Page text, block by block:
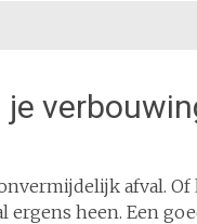
afval. Of
ergens heen. Een